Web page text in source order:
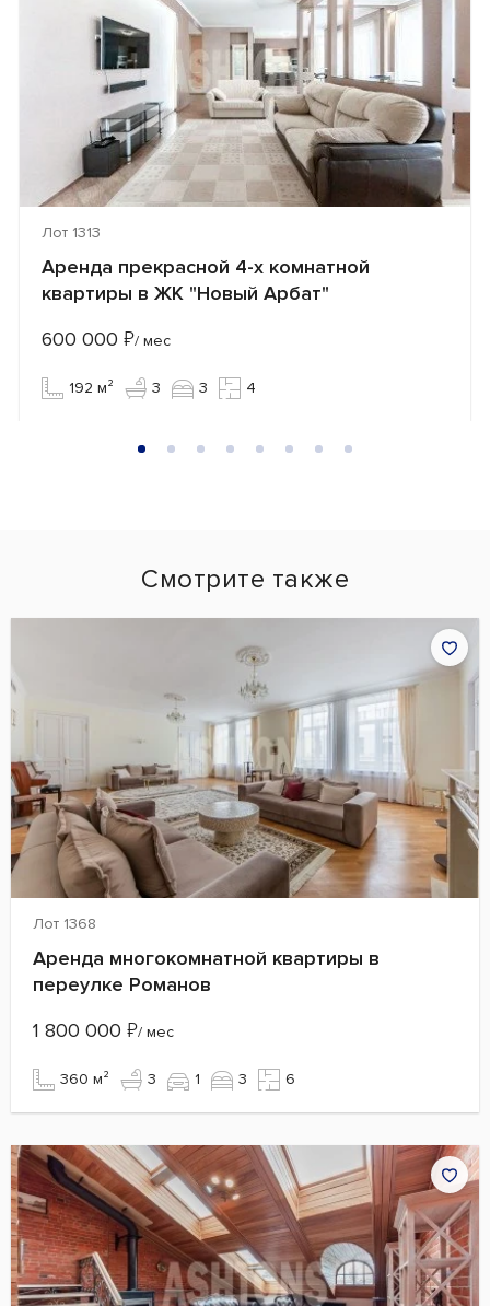
Лот 1313
Аренда прекрасной 4-х комнатной
квартиры в ЖК "Новый Арбат"
600 000 ₽/ мес
192 м² 3 3 4
Смотрите также
Лот 1368
Аренда многокомнатной квартиры в
переулке Романов
1 800 000 ₽/ мес
360 м² 3 1 3 6